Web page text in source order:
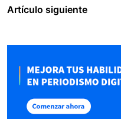
Artículo siguiente